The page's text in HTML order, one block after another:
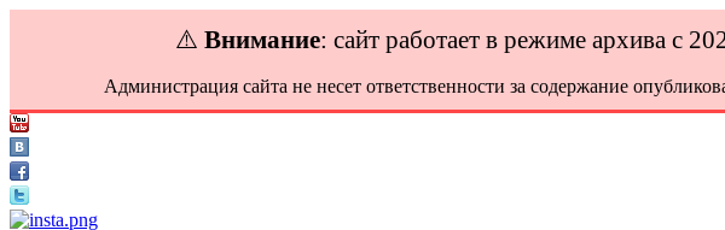
⚠️ Внимание: сайт работает в режиме архива с
Администрация сайта не несет ответственности за содержание